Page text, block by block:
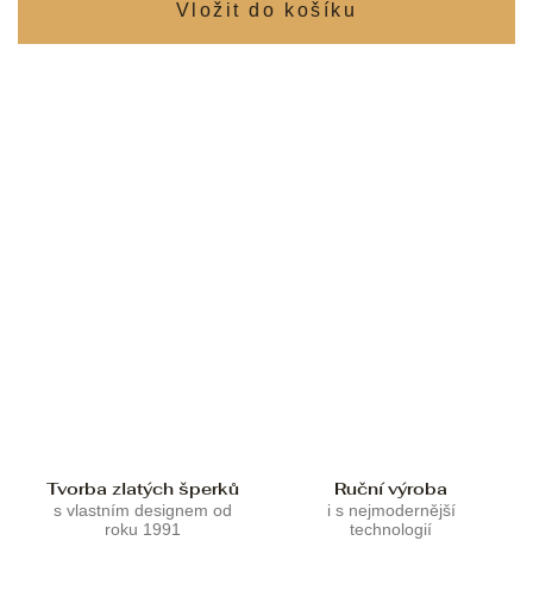
Tvorba zlatých šperků
s vlastním designem od
roku 1991
Ruční výroba
i s nejmodernější
technologií